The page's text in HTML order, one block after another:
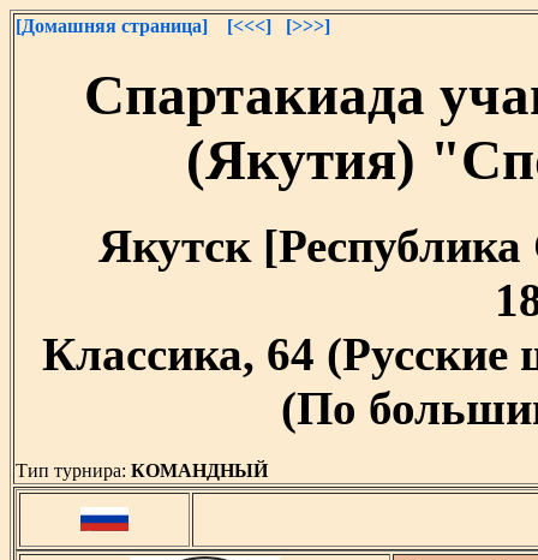
[Домашняя страница] [<<<] [>>>]
Спартакиада
(Якутия)
Якутск
Классика, 64
(По
Тип турнира: КОМАНДНЫЙ